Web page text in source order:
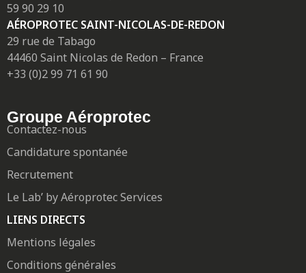
59 90 29 10
AÉROPROTEC SAINT-NICOLAS-DE-REDON
29 rue de Tabago
44460 Saint Nicolas de Redon – France
+33 (0)2 99 71 61 90
Groupe Aéroprotec
Contactez-nous
Candidature spontanée
Recrutement
Le Lab’ by Aéroprotec Services
LIENS DIRECTS
Mentions légales
Conditions générales